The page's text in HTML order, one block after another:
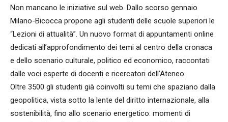
Non mancano le iniziative sul web. Dallo scorso gennaio
Milano-Bicocca propone agli studenti delle scuole superiori le
“Lezioni di attualità”. Un nuovo format di appuntamenti online
dedicati all’approfondimento dei temi al centro della cronaca
e dello scenario culturale, politico ed economico, raccontati
dalle voci esperte di docenti e ricercatori dell’Ateneo.
Oltre 3500 gli studenti già coinvolti su temi che spaziano dalla
geopolitica, vista sotto la lente del diritto internazionale, alla
sostenibilità, fino allo scenario energetico: momenti di